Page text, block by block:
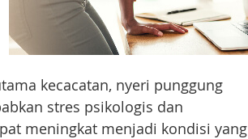
kecacatan, nyeri punggung
stres psikologis dan
meningkat menjadi kondisi yang